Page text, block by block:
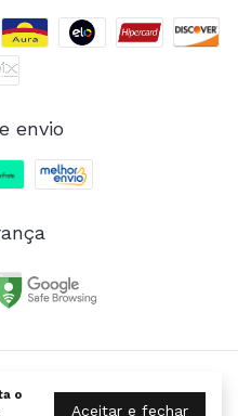
o
Aceitar e fechar
envio
Moda Fitness
FEMININA - 26264067000127.